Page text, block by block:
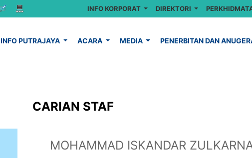
INFO KORPORAT DIREKTORI
INFO PUTRAJAYA ACARA MEDIA PENERBITAN DAN
CARIAN STAF
MOHAMMAD ISKANDAR